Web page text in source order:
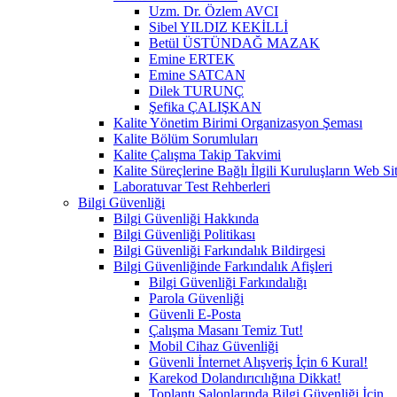
Uzm. Dr. Özlem AVCI
Sibel YILDIZ KEKİLLİ
Betül ÜSTÜNDAĞ MAZAK
Emine ERTEK
Emine SATCAN
Dilek TURUNÇ
Şefika ÇALIŞKAN
Kalite Yönetim Birimi Organizasyon Şeması
Kalite Bölüm Sorumluları
Kalite Çalışma Takip Takvimi
Kalite Süreçlerine Bağlı İlgili Kuruluşların Web
Laboratuvar Test Rehberleri
Bilgi Güvenliği
Bilgi Güvenliği Hakkında
Bilgi Güvenliği Politikası
Bilgi Güvenliği Farkındalık Bildirgesi
Bilgi Güvenliğinde Farkındalık Afişleri
Bilgi Güvenliği Farkındalığı
Parola Güvenliği
Güvenli E-Posta
Çalışma Masanı Temiz Tut!
Mobil Cihaz Güvenliği
Güvenli İnternet Alışveriş İçin 6 Kural!
Karekod Dolandırıcılığına Dikkat!
Toplantı Salonlarında Bilgi Güvenliği İçin